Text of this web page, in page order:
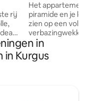
rij
Het appartement
piramide en je
zien op een
diensten
dicht bij de
nieuwe museum.
in
Kurgus